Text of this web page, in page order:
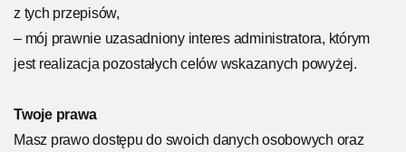
z tych przepisów,
– mój prawnie uzasadniony interes administratora, którym
jest realizacja pozostałych celów wskazanych powyżej.
Twoje prawa
Masz prawo dostępu do swoich danych osobowych oraz